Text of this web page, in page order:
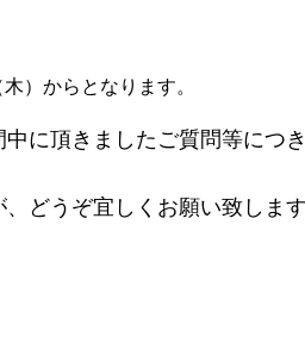
）からとなります。
に頂きましたご質問等につ
どうぞ宜しくお願い致します